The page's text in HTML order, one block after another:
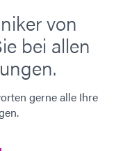
von
bei allen
gerne alle Ihre